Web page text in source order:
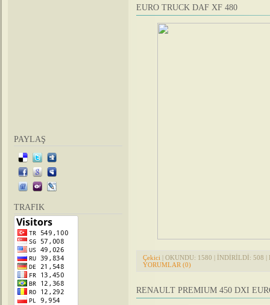
PAYLAŞ
TRAFIK
EURO TRUCK DAF XF 480
Çekici | OKUNDU: 1580 | İNDİRİLDİ: 508 |
YORUMLAR (0)
RENAULT PREMIUM 450 DXI